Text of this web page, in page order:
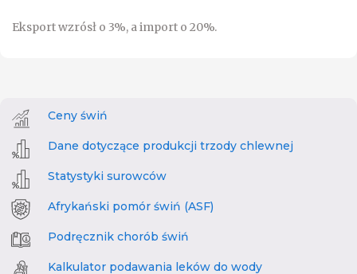
Eksport wzrósł o 3%, a import o 20%.
Ceny świń
Dane dotyczące produkcji trzody chlewnej
Statystyki surowców
Afrykański pomór świń (ASF)
Podręcznik chorób świń
Kalkulator podawania leków do wody